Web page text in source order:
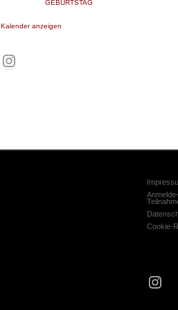
GEBURTSTAG
Kalender anzeigen
Instagram
Cookie-